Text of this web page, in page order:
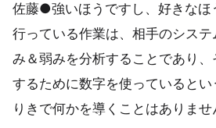
佐藤●強いほうですし、好きなほ
行っている作業は、相手のシス
み＆弱みを分析することであり、
するために数字を使っていると
りきで何かを導くことはありませ